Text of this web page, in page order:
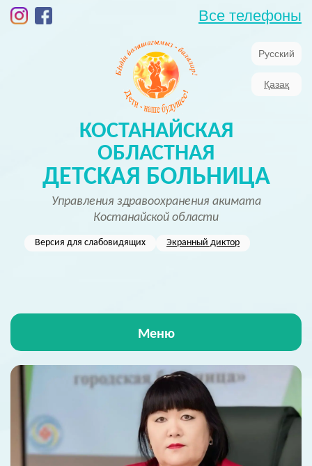
КОСТАНАЙСКАЯ
ОБЛАСТНАЯ
ДЕТСКАЯ БОЛЬНИЦА
Управления здравоохранения акимата
Костанайской области
Версия для слабовидящих Экранный диктор
Русский
Қазақ
Все телефоны
Меню
Главная
О больнице
Жизнь больницы